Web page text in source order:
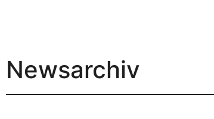
Newsarchiv